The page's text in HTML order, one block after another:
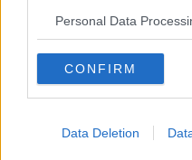
Personal Data
CONFIRM
Data Deletion
dell’opposizione
​Date loro l’Oscar al posto
L'umanizzazione
​Dopo il diluvio dei NO: un
​Un grandioso NO ai falchi
Donald e Bibi confinati